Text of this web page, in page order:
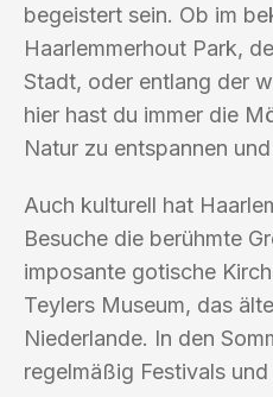
begeistert sein. Ob im
Haarlemmerhout Park,
Stadt, oder entlang der
hier hast du immer die
Natur zu entspannen
Auch kulturell hat
Besuche die berühmte
imposante gotische
Teylers Museum, das
Niederlande. In den
regelmäßig Festivals